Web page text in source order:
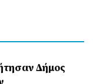
Δήμος